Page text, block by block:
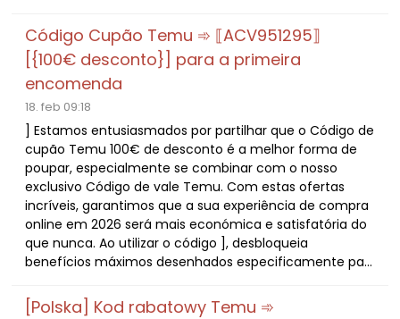
Código Cupão Temu ➾ ⟦ACV951295⟧
[{100€ desconto}] para a primeira
encomenda
18. feb 09:18
] Estamos entusiasmados por partilhar que o Código de
cupão Temu 100€ de desconto é a melhor forma de
poupar, especialmente se combinar com o nosso
exclusivo Código de vale Temu. Com estas ofertas
incríveis, garantimos que a sua experiência de compra
online em 2026 será mais económica e satisfatória do
que nunca. Ao utilizar o código ], desbloqueia
benefícios máximos desenhados especificamente pa...
[Polska] Kod rabatowy Temu ➾